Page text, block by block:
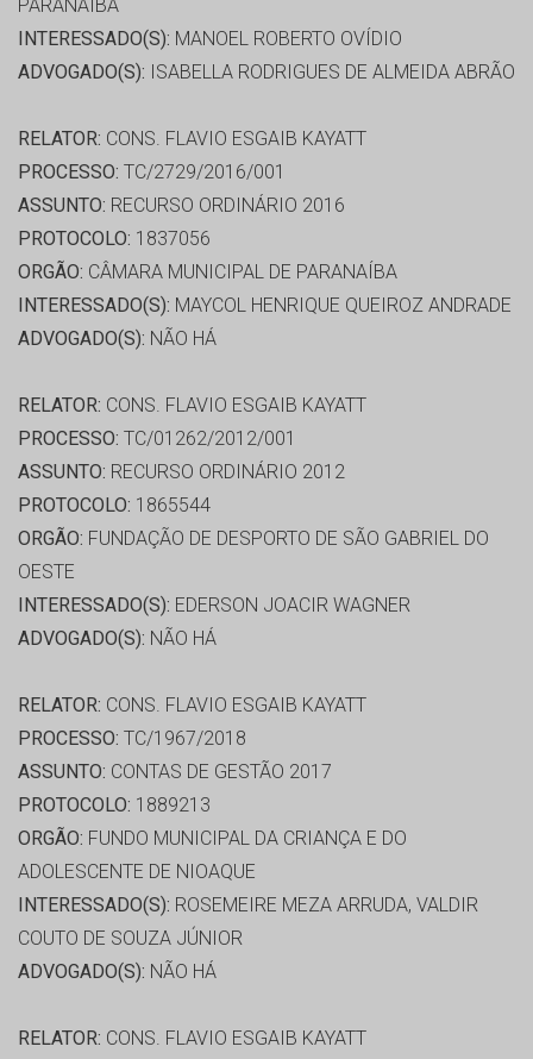
PARANAIBA
INTERESSADO(S): MANOEL ROBERTO OVÍDIO
ADVOGADO(S): ISABELLA RODRIGUES DE ALMEIDA ABRÃO
RELATOR: CONS. FLAVIO ESGAIB KAYATT
PROCESSO: TC/2729/2016/001
ASSUNTO: RECURSO ORDINÁRIO 2016
PROTOCOLO: 1837056
ORGÃO: CÂMARA MUNICIPAL DE PARANAÍBA
INTERESSADO(S): MAYCOL HENRIQUE QUEIROZ ANDRADE
ADVOGADO(S): NÃO HÁ
RELATOR: CONS. FLAVIO ESGAIB KAYATT
PROCESSO: TC/01262/2012/001
ASSUNTO: RECURSO ORDINÁRIO 2012
PROTOCOLO: 1865544
ORGÃO: FUNDAÇÃO DE DESPORTO DE SÃO GABRIEL DO
OESTE
INTERESSADO(S): EDERSON JOACIR WAGNER
ADVOGADO(S): NÃO HÁ
RELATOR: CONS. FLAVIO ESGAIB KAYATT
PROCESSO: TC/1967/2018
ASSUNTO: CONTAS DE GESTÃO 2017
PROTOCOLO: 1889213
ORGÃO: FUNDO MUNICIPAL DA CRIANÇA E DO
ADOLESCENTE DE NIOAQUE
INTERESSADO(S): ROSEMEIRE MEZA ARRUDA, VALDIR
COUTO DE SOUZA JÚNIOR
ADVOGADO(S): NÃO HÁ
RELATOR: CONS. FLAVIO ESGAIB KAYATT